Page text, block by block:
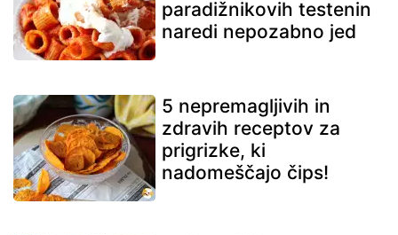
paradižnikovih testenin
naredi nepozabno jed
5 nepremagljivih in
zdravih receptov za
prigrizke, ki
nadomeščajo čips!